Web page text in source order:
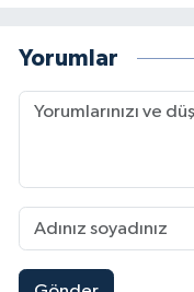
Yorumlar